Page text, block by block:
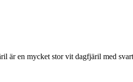
är en mycket stor vit dagfjäril med